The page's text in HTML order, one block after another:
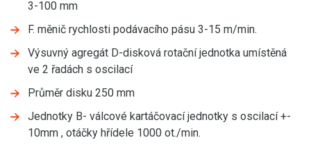
3-100 mm
F. měnič rychlosti podávacího pásu 3-15 m/min.
Výsuvný agregát D-disková rotační jednotka umístěná
ve 2 řadách s oscilací
Průměr disku 250 mm
Jednotky B- válcové kartáčovací jednotky s oscilací +-
10mm , otáčky hřídele 1000 ot./min.